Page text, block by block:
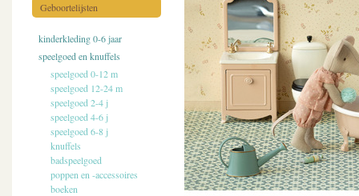
Geboortelijsten
kinderkleding 0-6 jaar
speelgoed en knuffels
speelgoed 0-12 m
speelgoed 12-24 m
speelgoed 2-4 j
speelgoed 4-6 j
speelgoed 6-8 j
knuffels
badspeelgoed
poppen en -accessoires
boeken